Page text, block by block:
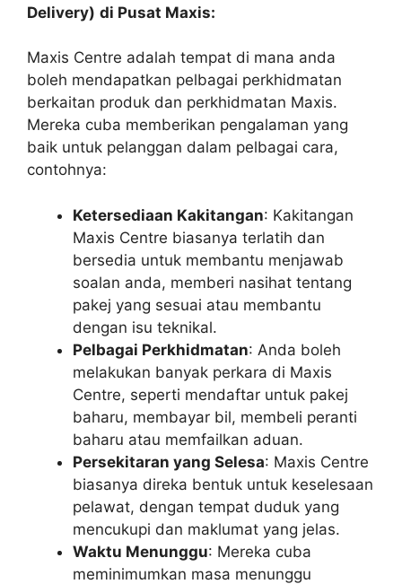
Delivery) di Pusat Maxis:
Maxis Centre adalah tempat di mana anda
boleh mendapatkan pelbagai perkhidmatan
berkaitan produk dan perkhidmatan Maxis.
Mereka cuba memberikan pengalaman yang
baik untuk pelanggan dalam pelbagai cara,
contohnya:
Ketersediaan Kakitangan: Kakitangan
Maxis Centre biasanya terlatih dan
bersedia untuk membantu menjawab
soalan anda, memberi nasihat tentang
pakej yang sesuai atau membantu
dengan isu teknikal.
Pelbagai Perkhidmatan: Anda boleh
melakukan banyak perkara di Maxis
Centre, seperti mendaftar untuk pakej
baharu, membayar bil, membeli peranti
baharu atau memfailkan aduan.
Persekitaran yang Selesa: Maxis Centre
biasanya direka bentuk untuk keselesaan
pelawat, dengan tempat duduk yang
mencukupi dan maklumat yang jelas.
Waktu Menunggu: Mereka cuba
meminimumkan masa menunggu